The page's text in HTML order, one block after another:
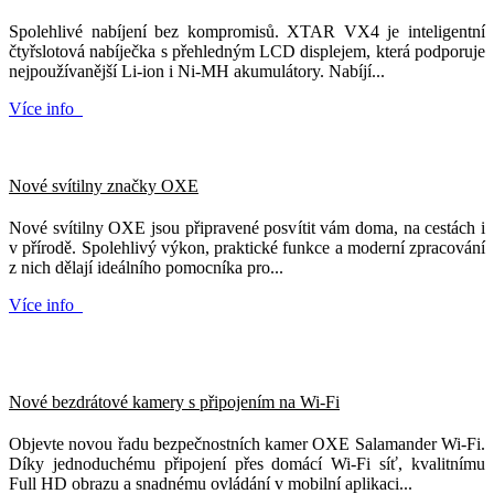
Spolehlivé nabíjení bez kompromisů. XTAR VX4 je inteligentní
čtyřslotová nabíječka s přehledným LCD displejem, která podporuje
nejpoužívanější Li-ion i Ni-MH akumulátory. Nabíjí...
Více info
Nové svítilny značky OXE
Nové svítilny OXE jsou připravené posvítit vám doma, na cestách i
v přírodě. Spolehlivý výkon, praktické funkce a moderní zpracování
z nich dělají ideálního pomocníka pro...
Více info
Nové bezdrátové kamery s připojením na Wi-Fi
Objevte novou řadu bezpečnostních kamer OXE Salamander Wi-Fi.
Díky jednoduchému připojení přes domácí Wi-Fi síť, kvalitnímu
Full HD obrazu a snadnému ovládání v mobilní aplikaci...